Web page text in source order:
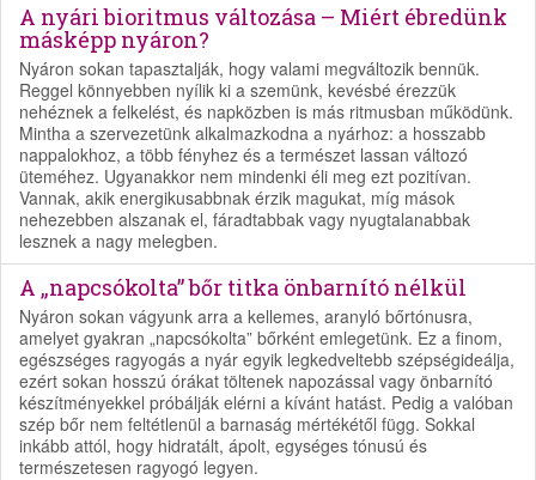
A nyári bioritmus változása – Miért ébredünk
másképp nyáron?
Nyáron sokan tapasztalják, hogy valami megváltozik bennük.
Reggel könnyebben nyílik ki a szemünk, kevésbé érezzük
nehéznek a felkelést, és napközben is más ritmusban működünk.
Mintha a szervezetünk alkalmazkodna a nyárhoz: a hosszabb
nappalokhoz, a több fényhez és a természet lassan változó
üteméhez. Ugyanakkor nem mindenki éli meg ezt pozitívan.
Vannak, akik energikusabbnak érzik magukat, míg mások
nehezebben alszanak el, fáradtabbak vagy nyugtalanabbak
lesznek a nagy melegben.
A „napcsókolta” bőr titka önbarnító nélkül
Nyáron sokan vágyunk arra a kellemes, aranyló bőrtónusra,
amelyet gyakran „napcsókolta” bőrként emlegetünk. Ez a finom,
egészséges ragyogás a nyár egyik legkedveltebb szépségideálja,
ezért sokan hosszú órákat töltenek napozással vagy önbarnító
készítményekkel próbálják elérni a kívánt hatást. Pedig a valóban
szép bőr nem feltétlenül a barnaság mértékétől függ. Sokkal
inkább attól, hogy hidratált, ápolt, egységes tónusú és
természetesen ragyogó legyen.